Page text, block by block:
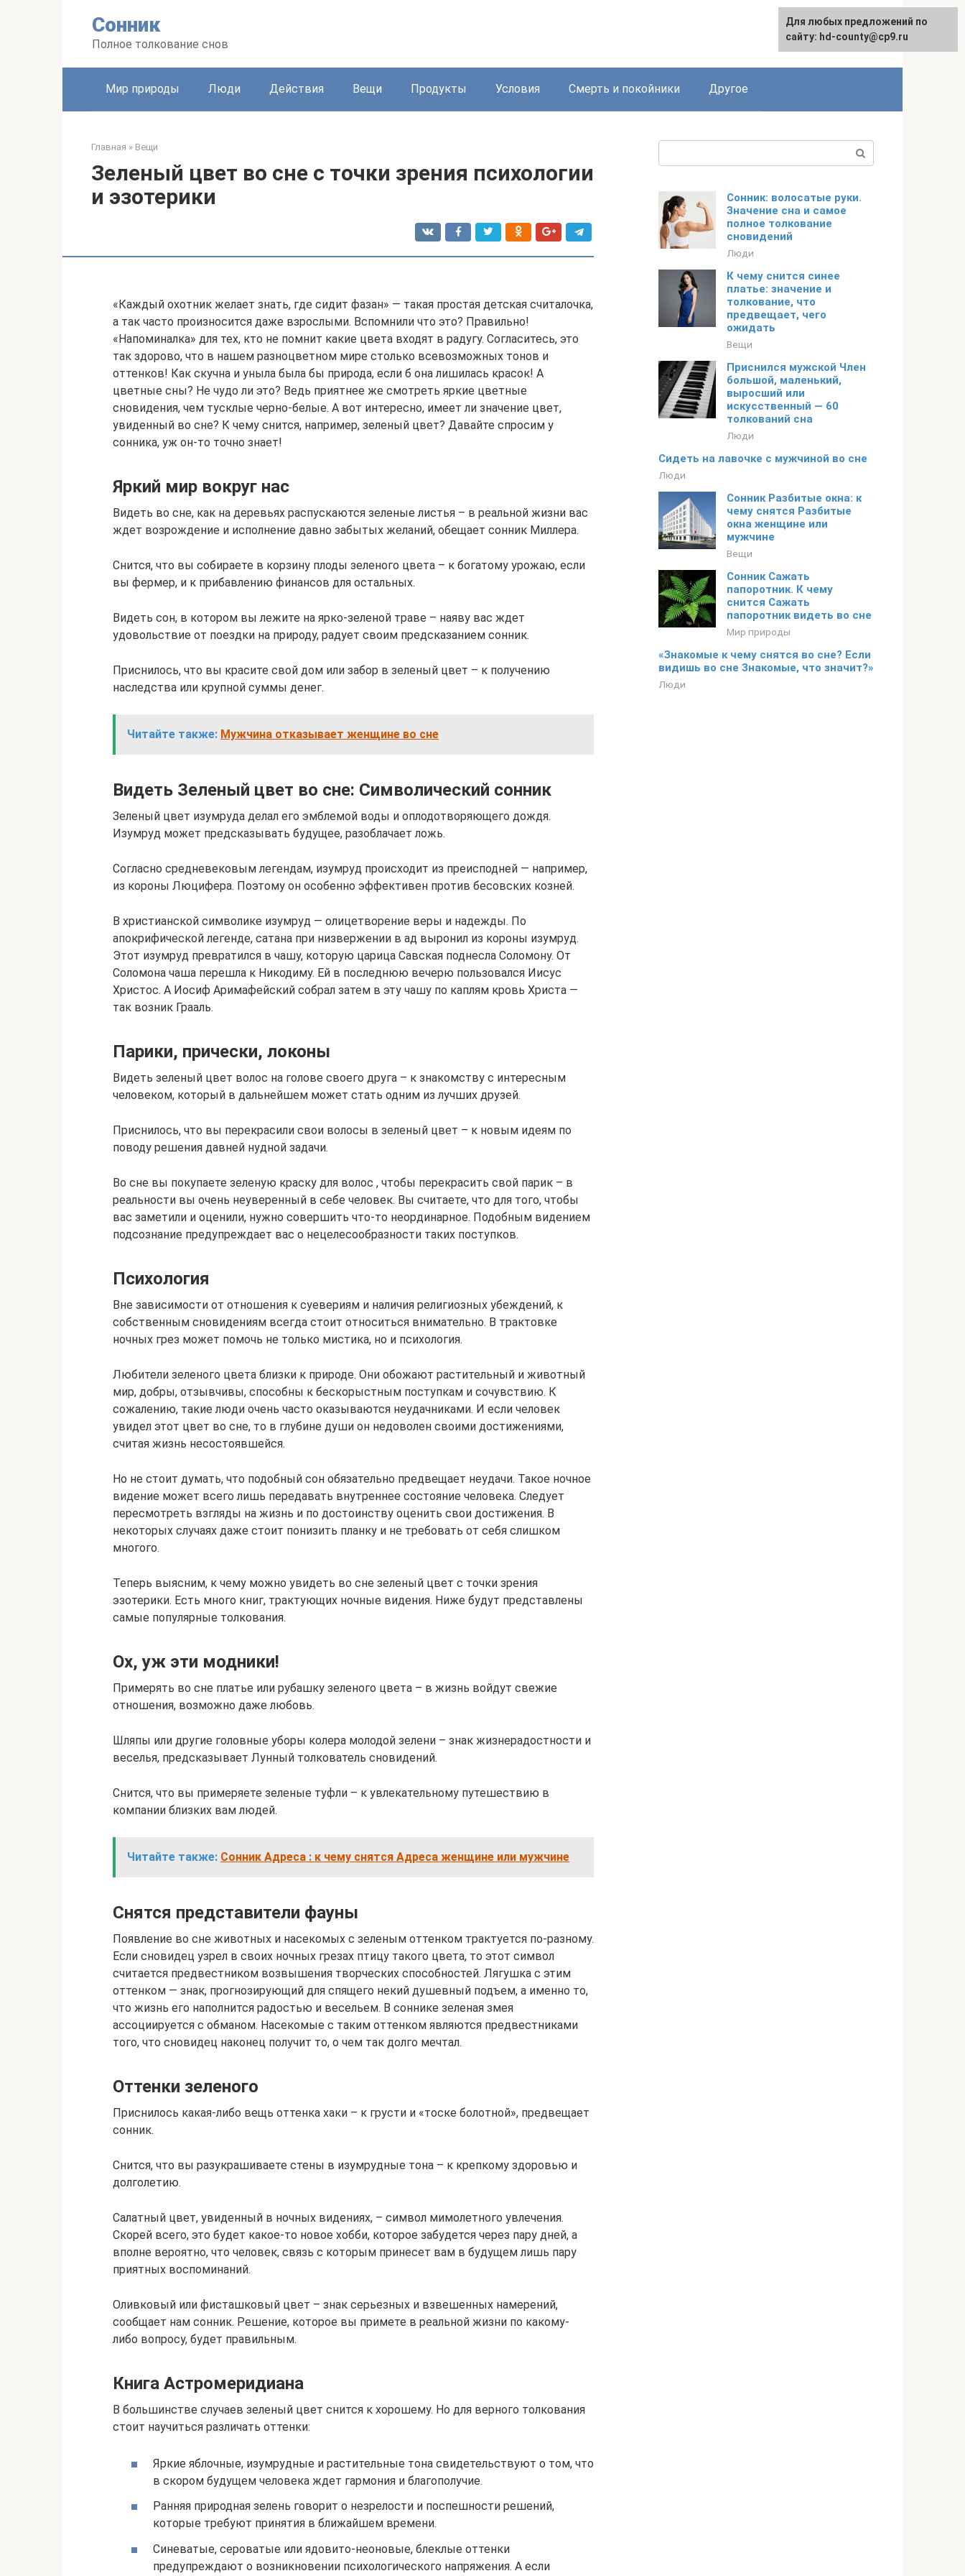
Сонник
Полное толкование снов
Мир природы Люди Действия Вещи Продукты Условия Смерть и покойники Другое
Главная » Вещи
Зеленый цвет во сне с точки зрения психологии
и эзотерики
«Каждый охотник желает знать, где сидит фазан» — такая простая детская считалочка,
а так часто произносится даже взрослыми. Вспомнили что это? Правильно!
«Напоминалка» для тех, кто не помнит какие цвета входят в радугу. Согласитесь, это
так здорово, что в нашем разноцветном мире столько всевозможных тонов и
оттенков! Как скучна и уныла была бы природа, если б она лишилась красок! А
цветные сны? Не чудо ли это? Ведь приятнее же смотреть яркие цветные
сновидения, чем тусклые черно-белые. А вот интересно, имеет ли значение цвет,
увиденный во сне? К чему снится, например, зеленый цвет? Давайте спросим у
сонника, уж он-то точно знает!
Яркий мир вокруг нас
Видеть во сне, как на деревьях распускаются зеленые листья – в реальной жизни вас
ждет возрождение и исполнение давно забытых желаний, обещает сонник Миллера.
Снится, что вы собираете в корзину плоды зеленого цвета – к богатому урожаю, если
вы фермер, и к прибавлению финансов для остальных.
Видеть сон, в котором вы лежите на ярко-зеленой траве – наяву вас ждет
удовольствие от поездки на природу, радует своим предсказанием сонник.
Приснилось, что вы красите свой дом или забор в зеленый цвет – к получению
наследства или крупной суммы денег.
Читайте также: Мужчина отказывает женщине во сне
Видеть Зеленый цвет во сне: Символический сонник
Зеленый цвет изумруда делал его эмблемой воды и оплодотворяющего дождя.
Изумруд может предсказывать будущее, разоблачает ложь.
Согласно средневековым легендам, изумруд происходит из преисподней — например,
из короны Люцифера. Поэтому он особенно эффективен против бесовских козней.
В христианской символике изумруд — олицетворение веры и надежды. По
апокрифической легенде, сатана при низвержении в ад выронил из короны изумруд.
Этот изумруд превратился в чашу, которую царица Савская поднесла Соломону. От
Соломона чаша перешла к Никодиму. Ей в последнюю вечерю пользовался Иисус
Христос. А Иосиф Аримафейский собрал затем в эту чашу по каплям кровь Христа —
так возник Грааль.
Парики, прически, локоны
Видеть зеленый цвет волос на голове своего друга – к знакомству с интересным
человеком, который в дальнейшем может стать одним из лучших друзей.
Приснилось, что вы перекрасили свои волосы в зеленый цвет – к новым идеям по
поводу решения давней нудной задачи.
Во сне вы покупаете зеленую краску для волос , чтобы перекрасить свой парик – в
реальности вы очень неуверенный в себе человек. Вы считаете, что для того, чтобы
вас заметили и оценили, нужно совершить что-то неординарное. Подобным видением
подсознание предупреждает вас о нецелесообразности таких поступков.
Психология
Вне зависимости от отношения к суевериям и наличия религиозных убеждений, к
собственным сновидениям всегда стоит относиться внимательно. В трактовке
ночных грез может помочь не только мистика, но и психология.
Любители зеленого цвета близки к природе. Они обожают растительный и животный
мир, добры, отзывчивы, способны к бескорыстным поступкам и сочувствию. К
сожалению, такие люди очень часто оказываются неудачниками. И если человек
увидел этот цвет во сне, то в глубине души он недоволен своими достижениями,
считая жизнь несостоявшейся.
Но не стоит думать, что подобный сон обязательно предвещает неудачи. Такое ночное
видение может всего лишь передавать внутреннее состояние человека. Следует
пересмотреть взгляды на жизнь и по достоинству оценить свои достижения. В
некоторых случаях даже стоит понизить планку и не требовать от себя слишком
многого.
Теперь выясним, к чему можно увидеть во сне зеленый цвет с точки зрения
эзотерики. Есть много книг, трактующих ночные видения. Ниже будут представлены
самые популярные толкования.
Ох, уж эти модники!
Примерять во сне платье или рубашку зеленого цвета – в жизнь войдут свежие
отношения, возможно даже любовь.
Шляпы или другие головные уборы колера молодой зелени – знак жизнерадостности и
веселья, предсказывает Лунный толкователь сновидений.
Снится, что вы примеряете зеленые туфли – к увлекательному путешествию в
компании близких вам людей.
Читайте также: Сонник Адреса : к чему снятся Адреса женщине или мужчине
Снятся представители фауны
Появление во сне животных и насекомых с зеленым оттенком трактуется по-разному.
Если сновидец узрел в своих ночных грезах птицу такого цвета, то этот символ
считается предвестником возвышения творческих способностей. Лягушка с этим
оттенком — знак, прогнозирующий для спящего некий душевный подъем, а именно то,
что жизнь его наполнится радостью и весельем. В соннике зеленая змея
ассоциируется с обманом. Насекомые с таким оттенком являются предвестниками
того, что сновидец наконец получит то, о чем так долго мечтал.
Оттенки зеленого
Приснилось какая-либо вещь оттенка хаки – к грусти и «тоске болотной», предвещает
сонник.
Снится, что вы разукрашиваете стены в изумрудные тона – к крепкому здоровью и
долголетию.
Салатный цвет, увиденный в ночных видениях, – символ мимолетного увлечения.
Скорей всего, это будет какое-то новое хобби, которое забудется через пару дней, а
вполне вероятно, что человек, связь с которым принесет вам в будущем лишь пару
приятных воспоминаний.
Оливковый или фисташковый цвет – знак серьезных и взвешенных намерений,
сообщает нам сонник. Решение, которое вы примете в реальной жизни по какому-
либо вопросу, будет правильным.
Книга Астромеридиана
В большинстве случаев зеленый цвет снится к хорошему. Но для верного толкования
стоит научиться различать оттенки:
Яркие яблочные, изумрудные и растительные тона свидетельствуют о том, что
в скором будущем человека ждет гармония и благополучие.
Ранняя природная зелень говорит о незрелости и поспешности решений,
которые требуют принятия в ближайшем времени.
Синеватые, сероватые или ядовито-неоновые, блеклые оттенки
предупреждают о возникновении психологического напряжения. А если
Сонник: волосатые руки.
Значение сна и самое
полное толкование
сновидений
Люди
К чему снится синее
платье: значение и
толкование, что
предвещает, чего
ожидать
Вещи
Приснился мужской Член
большой, маленький,
выросший или
искусственный — 60
толкований сна
Люди
Сидеть на лавочке с мужчиной во сне
Люди
Сонник Разбитые окна: к
чему снятся Разбитые
окна женщине или
мужчине
Вещи
Сонник Сажать
папоротник. К чему
снится Сажать
папоротник видеть во сне
Мир природы
«Знакомые к чему снятся во сне? Если
видишь во сне Знакомые, что значит?»
Люди
Для любых предложений по
сайту: hd-county@cp9.ru